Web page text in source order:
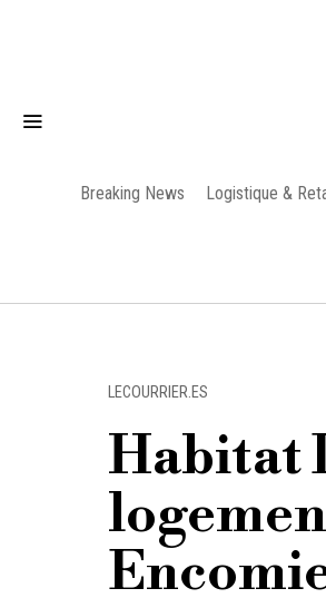
Breaking News Logistique &
LECOURRIER.ES
Habitat